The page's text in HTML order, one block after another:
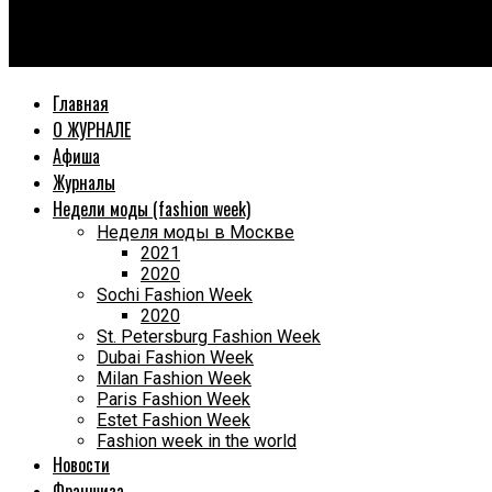
Главная
О ЖУРНАЛЕ
Афиша
Журналы
Недели моды (fashion week)
Неделя моды в Москве
2021
2020
Sochi Fashion Week
2020
St. Petersburg Fashion Week
Dubai Fashion Week
Milan Fashion Week
Paris Fashion Week
Estet Fashion Week
Fashion week in the world
Новости